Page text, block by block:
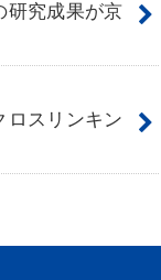
研究成果が京
ロスリンキン